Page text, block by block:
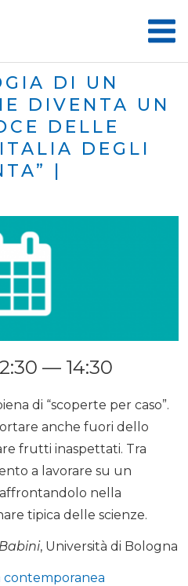
DI UN
DIVENTA UN
DELLE
DEGLI
|
— 14:30
di “scoperte per caso”.
anche fuori dello
frutti inaspettati. Tra
a lavorare su un
nella
tipica delle scienze.
, Università di Bologna
contemporanea